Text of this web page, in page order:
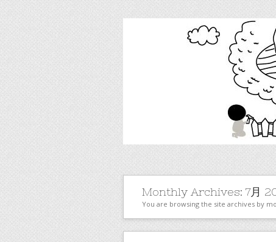
Monthly Archives: 7月
You are browsing the site archives by